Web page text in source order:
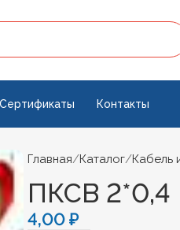
Сертификаты Контакты
Главная Каталог Кабель
ПКСВ 2*0,4
4,00₽